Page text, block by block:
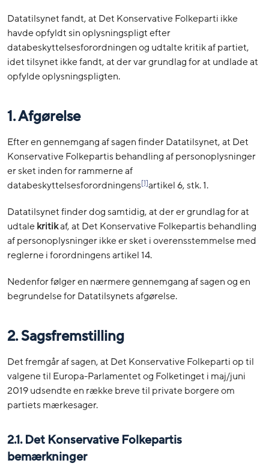
Datatilsynet fandt, at Det Konservative Folkeparti ikke
havde opfyldt sin oplysningspligt efter
databeskyttelsesforordningen og udtalte kritik af partiet,
idet tilsynet ikke fandt, at der var grundlag for at undlade at
opfylde oplysningspligten.
1. Afgørelse
Efter en gennemgang af sagen finder Datatilsynet, at Det
Konservative Folkepartis behandling af personoplysninger
er sket inden for rammerne af
databeskyttelsesforordningens[1]artikel 6, stk. 1.
Datatilsynet finder dog samtidig, at der er grundlag for at
udtalekritikaf, at Det Konservative Folkepartis behandling
af personoplysninger ikke er sket i overensstemmelse med
reglerne i forordningens artikel 14.
Nedenfor følger en nærmere gennemgang af sagen og en
begrundelse for Datatilsynets afgørelse.
2. Sagsfremstilling
Det fremgår af sagen, at Det Konservative Folkeparti op til
valgene til Europa-Parlamentet og Folketinget i maj/juni
2019 udsendte en række breve til private borgere om
partiets mærkesager.
2.1. Det Konservative Folkepartis
bemærkninger